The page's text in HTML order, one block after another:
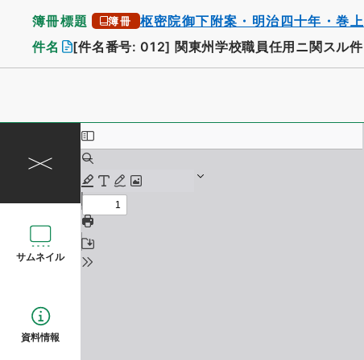
簿冊標題 簿冊 枢密院御下附案・明治四十年・巻上
件名 [件名番号: 012] 関東州学校職員任用ニ関スル件
サムネイル
資料情報